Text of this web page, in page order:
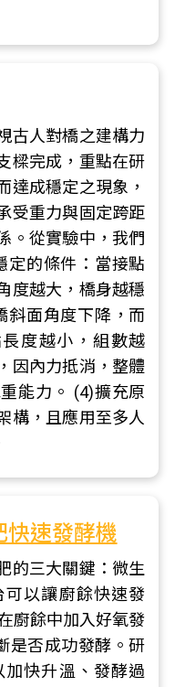
古人對橋之建構力
樑完成，重點在研
達成穩定之現象，
受重力與固定跨距
。從實驗中，我們
定的條件：當接點
度越大，橋身越穩
斜面角度下降，而
度越小，組數越
因內力抵消，整體
能力。 (4)擴充原
構，且應用至多人
速發酵機
的三大關鍵：微生
以讓廚餘快速發
廚餘中加入好氧發
是否成功發酵。研
快升溫、發酵過